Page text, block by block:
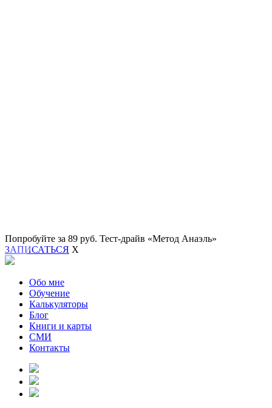
Попробуйте за 89 руб. Тест-драйв «Метод Анаэль»
ЗАПИСАТЬСЯ X
Обо мне
Обучение
Калькуляторы
Блог
Книги и карты
СМИ
Контакты